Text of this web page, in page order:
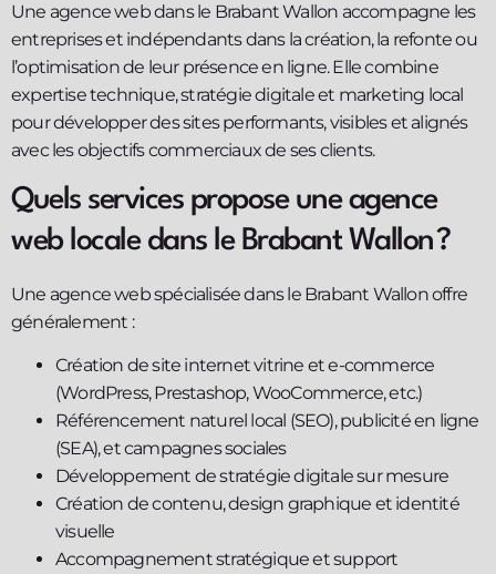
Une agence web dans le Brabant Wallon accompagne les
entreprises et indépendants dans la création, la refonte ou
l’optimisation de leur présence en ligne. Elle combine
expertise technique, stratégie digitale et marketing local
pour développer des sites performants, visibles et alignés
avec les objectifs commerciaux de ses clients.
Quels services propose une agence
web locale dans le Brabant Wallon ?
Une agence web spécialisée dans le Brabant Wallon offre
généralement :
Création de site internet vitrine et e-commerce
(WordPress, Prestashop, WooCommerce, etc.)
Référencement naturel local (SEO), publicité en ligne
(SEA), et campagnes sociales
Développement de stratégie digitale sur mesure
Création de contenu, design graphique et identité
visuelle
Accompagnement stratégique et support